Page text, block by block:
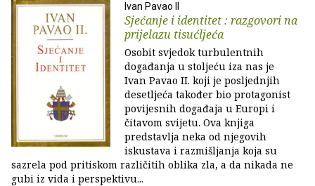
Ivan Pavao II
Sjećanje i identitet : razgovori na
prijelazu tisućljeća
Osobit svjedok turbulentnih
događanja u stoljeću iza nas je
Ivan Pavao II. koji je posljednjih
desetljeća također bio protagonist
povijesnih događaja u Europi i
čitavom svijetu. Ova knjiga
predstavlja neka od njegovih
iskustava i razmišljanja koja su
sazrela pod pritiskom različitih oblika zla, a da nikada ne
gubi iz vida i perspektivu...